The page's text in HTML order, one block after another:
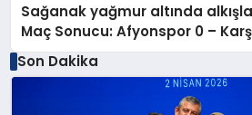
Sağanak yağmur altında
Maç Sonucu: Afyonspor 0 –
Son Dakika